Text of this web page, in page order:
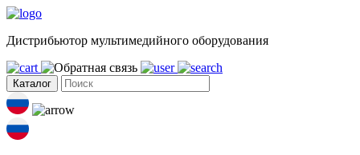
Дистрибьютор мультимедийного оборудования
Каталог